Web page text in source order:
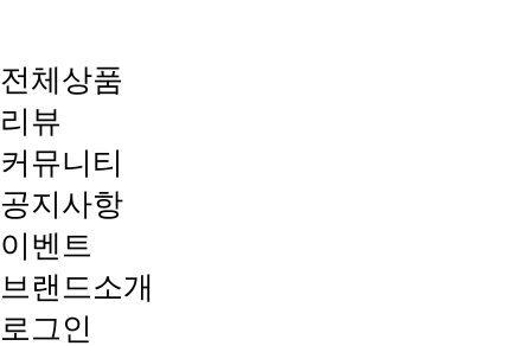
전체상품
리뷰
커뮤니티
공지사항
이벤트
브랜드소개
로그인